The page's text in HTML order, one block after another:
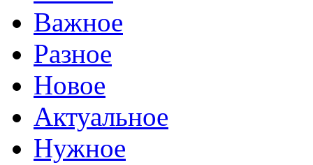
Важное
Разное
Новое
Актуальное
Нужное